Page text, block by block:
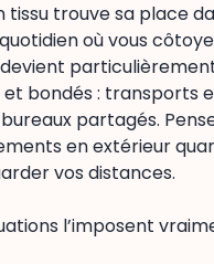
tissu trouve sa place
où vous
bondés : transports
partagés.
en extérieur
vos distances.
l’imposent